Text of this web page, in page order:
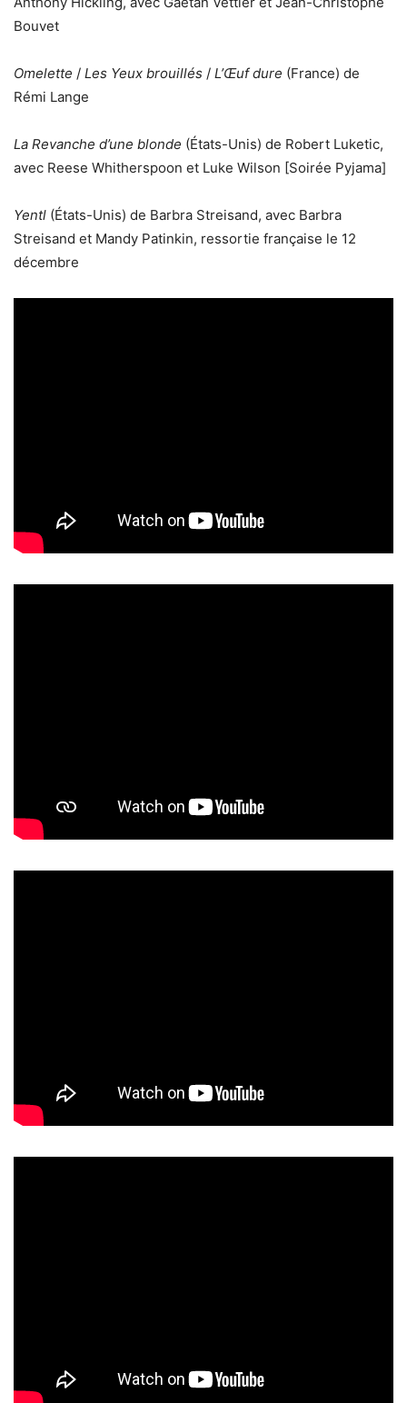
Bouvet
Omelette / Les Yeux brouillés / L’Œuf dure (France) de
Rémi Lange
La Revanche d’une blonde (États-Unis) de Robert Luketic,
avec Reese Whitherspoon et Luke Wilson [Soirée Pyjama]
Yentl (États-Unis) de Barbra Streisand, avec Barbra
Streisand et Mandy Patinkin, ressortie française le 12
décembre